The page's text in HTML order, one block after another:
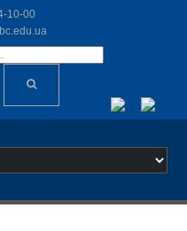
10-00